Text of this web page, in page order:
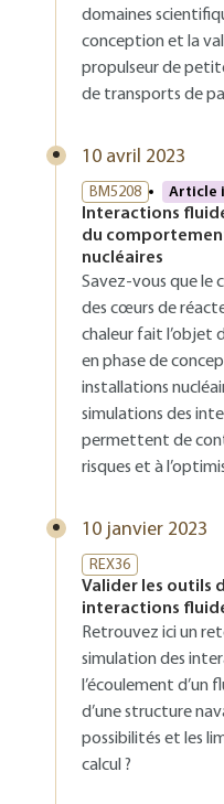
domaines
conception et la
propulseur de
de transports de
10 avril 2023
BM5208 Article
Interactions
du
nucléaires
Savez-vous que
des cœurs de
chaleur fait l’objet
en phase de
installations
simulations des
permettent de
risques et à
10 janvier 2023
REX36
Valider les outils
interactions
Retrouvez ici un
simulation des
l’écoulement d’un
d’une structure
possibilités et les
calcul ?